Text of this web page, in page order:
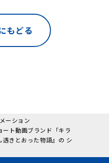
もどる
ーション
ート動画ブランド「キラ
きとおった物語』の シ